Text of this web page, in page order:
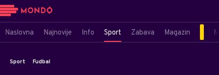
Naslovna Najnovije Info Sport Zabava Magazin
Sport Fudbal